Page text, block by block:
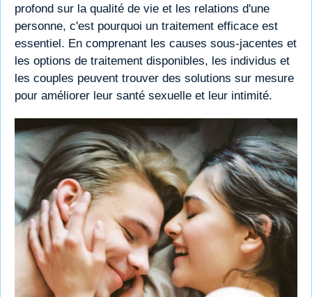
profond sur la qualité de vie et les relations d'une
personne, c'est pourquoi un traitement efficace est
essentiel. En comprenant les causes sous-jacentes et
les options de traitement disponibles, les individus et
les couples peuvent trouver des solutions sur mesure
pour améliorer leur santé sexuelle et leur intimité.